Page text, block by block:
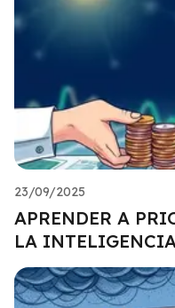
23/09/2025
APRENDER A
LA